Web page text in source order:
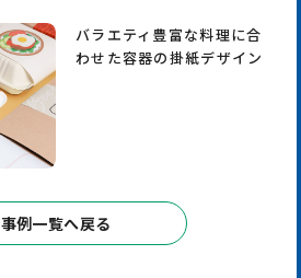
バラエティ豊富な料理に合
わせた容器の掛紙デザイン
事例一覧へ戻る